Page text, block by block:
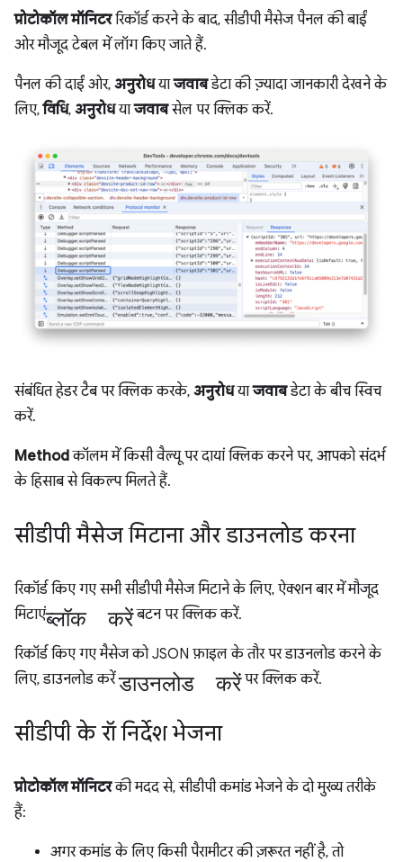
प्रोटोकॉल मॉनिटररिकॉर्ड करने के बाद, सीडीपी मैसेज पैनल की बाईं
ओर मौजूद टेबल में लॉग किए जाते हैं.
पैनल की दाईं ओर, अनुरोधयाजवाबडेटा की ज़्यादा जानकारी देखने के
लिए,विधि, अनुरोधयाजवाबसेल पर क्लिक करें.
संबंधित हेडर टैब पर क्लिक करके, अनुरोधयाजवाबडेटा के बीच स्विच
करें.
Methodकॉलम में किसी वैल्यू पर दायां क्लिक करने पर, आपको संदर्भ
के हिसाब से विकल्प मिलते हैं.
सीडीपी मैसेज मिटाना और डाउनलोड करना
रिकॉर्ड किए गए सभी सीडीपी मैसेज मिटाने के लिए, ऐक्शन बार में मौजूद
मिटाएंब्लॉक करेंबटन पर क्लिक करें.
रिकॉर्ड किए गए मैसेज को JSON फ़ाइल के तौर पर डाउनलोड करने के
लिए, डाउनलोड करेंडाउनलोड करेंपर क्लिक करें.
सीडीपी के रॉ निर्देश भेजना
प्रोटोकॉल मॉनिटरकी मदद से, सीडीपी कमांड भेजने के दो मुख्य तरीके
हैं:
अगर कमांड के लिए किसी पैरामीटर की ज़रूरत नहीं है, तो